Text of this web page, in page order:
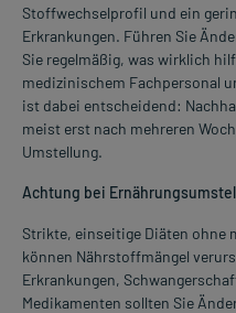
Stoffwechselprofil und ein
Erkrankungen. Führen Sie
Sie regelmäßig, was wirklich
medizinischem Fachpersonal
ist dabei entscheidend:
meist erst nach mehreren
Umstellung.
Achtung bei
Strikte, einseitige Diäten ohne
können Nährstoffmängel
Erkrankungen,
Medikamenten sollten Sie